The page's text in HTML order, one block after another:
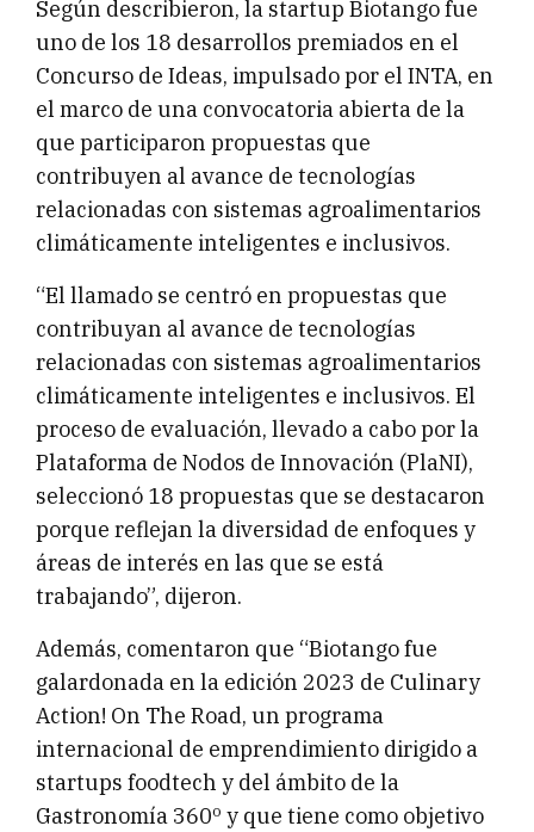
Según describieron, la startup Biotango fue
uno de los 18 desarrollos premiados en el
Concurso de Ideas, impulsado por el INTA, en
el marco de una convocatoria abierta de la
que participaron propuestas que
contribuyen al avance de tecnologías
relacionadas con sistemas agroalimentarios
climáticamente inteligentes e inclusivos.
“El llamado se centró en propuestas que
contribuyan al avance de tecnologías
relacionadas con sistemas agroalimentarios
climáticamente inteligentes e inclusivos. El
proceso de evaluación, llevado a cabo por la
Plataforma de Nodos de Innovación (PlaNI),
seleccionó 18 propuestas que se destacaron
porque reflejan la diversidad de enfoques y
áreas de interés en las que se está
trabajando”, dijeron.
Además, comentaron que “Biotango fue
galardonada en la edición 2023 de Culinary
Action! On The Road, un programa
internacional de emprendimiento dirigido a
startups foodtech y del ámbito de la
Gastronomía 360º y que tiene como objetivo